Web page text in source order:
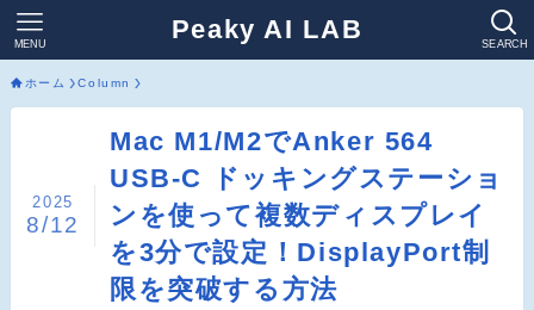
Peaky AI LAB SEARCH
MENU
ホーム Column
Mac M1/M2でAnker 564
USB-C ドッキングステーショ
ンを使って複数ディスプレイ
を3分で設定！DisplayPort制
限を突破する方法
2025
8/12